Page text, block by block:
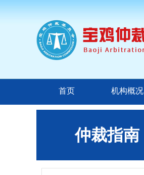
首页 机构概况
仲裁指南